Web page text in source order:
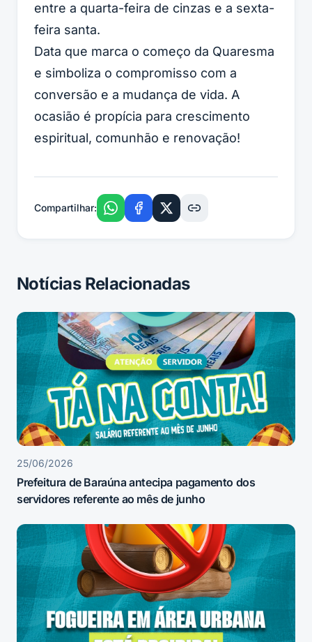
entre a quarta-feira de cinzas e a sexta-
feira santa.
Data que marca o começo da Quaresma
e simboliza o compromisso com a
conversão e a mudança de vida. A
ocasião é propícia para crescimento
espiritual, comunhão e renovação!
Compartilhar:
Notícias Relacionadas
25/06/2026
Prefeitura de Baraúna antecipa pagamento dos
servidores referente ao mês de junho